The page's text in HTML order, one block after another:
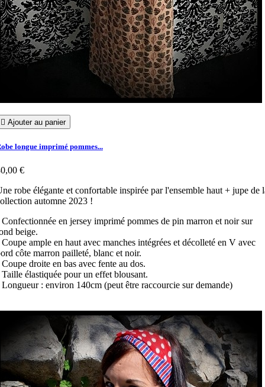
 Ajouter au panier
longue imprimé pommes...
€
robe élégante et confortable inspirée par l'ensemble haut + jupe de
automne 2023 !
Confectionnée en jersey imprimé pommes de pin marron et noir sur
beige.
Coupe ample en haut avec manches intégrées et décolleté en V avec
côte marron pailleté, blanc et noir.
Coupe droite en bas avec fente au dos.
Taille élastiquée pour un effet blousant.
Longueur : environ 140cm (peut être raccourcie sur demande)